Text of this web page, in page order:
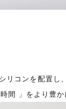
コンを配置
」をより豊